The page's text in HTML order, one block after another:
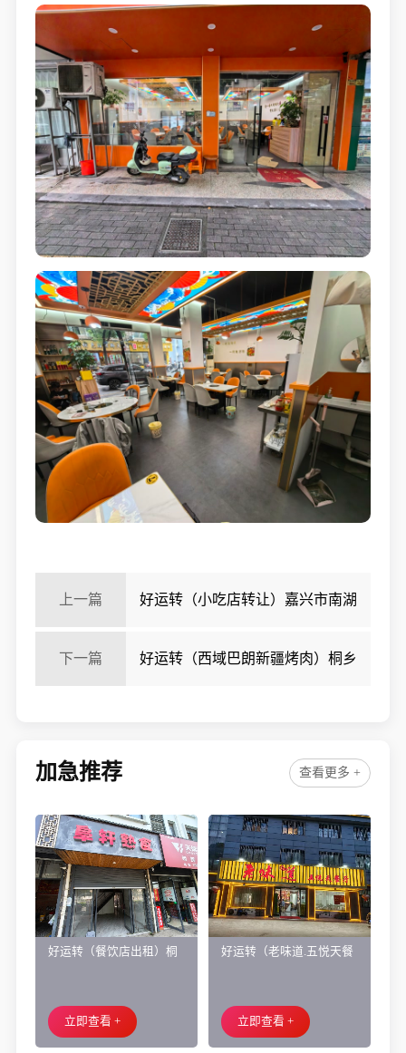
上一篇 好运转（小吃店转让）嘉兴市南湖
区万达广场春江中心餐饮店1万多转让
下一篇 好运转（西域巴朗新疆烤肉）桐乡
加急推荐 查看更多 +
好运转（餐饮店出租）桐
面旺铺出租
立即查看 +
好运转（老味道.五悦天餐
让、主要房租低
立即查看 +